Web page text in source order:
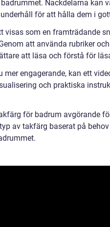
Nackdelarna kan
för att hålla dem i
visas som en framträdande
att använda rubriker
att läsa och förstå för
engagerande, kan ett
och praktiska
för badrum avgörande
av takfärg baserat på